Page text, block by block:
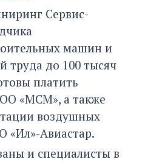
Сервис-
машин и
труда до 100 тысяч
платить
«МСМ», а также
воздушных
«Ил»-Авиастар.
и специалисты в